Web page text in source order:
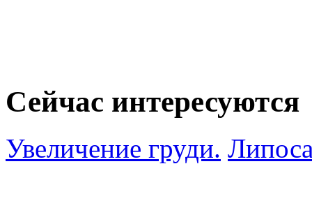
Сейчас интересуются
Увеличение груди.